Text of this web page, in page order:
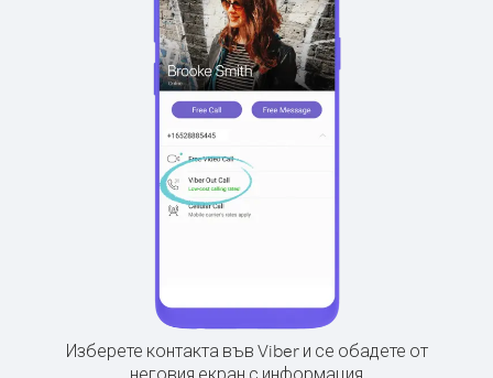
Изберете контакта във Viber и се обадете от
неговия екран с информация